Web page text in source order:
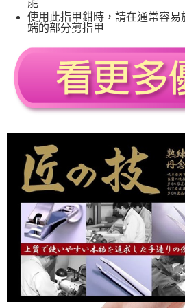
能
使用此指甲鉗時，請在通常容
端的部分剪指甲